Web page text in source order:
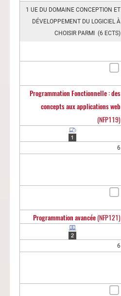
1 UE DU DOMAINE CONCEPTION ET
DÉVELOPPEMENT DU LOGICIEL À
CHOISIR PARMI (6 ECTS)
Programmation Fonctionnelle : des
concepts aux applications web
(NFP119)
6
Programmation avancée (NFP121)
6